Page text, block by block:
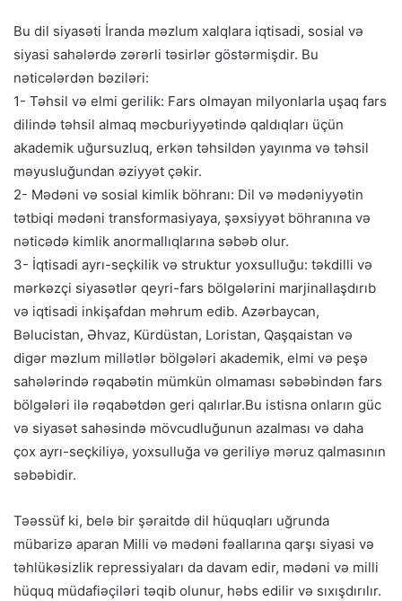
Bu dil siyasəti İranda məzlum xalqlara iqtisadi, sosial və
siyasi sahələrdə zərərli təsirlər göstərmişdir. Bu
nəticələrdən bəziləri:
1- Təhsil və elmi gerilik: Fars olmayan milyonlarla uşaq fars
dilində təhsil almaq məcburiyyətində qaldıqları üçün
akademik uğursuzluq, erkən təhsildən yayınma və təhsil
məyusluğundan əziyyət çəkir.
2- Mədəni və sosial kimlik böhranı: Dil və mədəniyyətin
tətbiqi mədəni transformasiyaya, şəxsiyyət böhranına və
nəticədə kimlik anormallıqlarına səbəb olur.
3- İqtisadi ayrı-seçkilik və struktur yoxsulluğu: təkdilli və
mərkəzçi siyasətlər qeyri-fars bölgələrini marjinallaşdırıb
və iqtisadi inkişafdan məhrum edib. Azərbaycan,
Bəlucistan, Əhvaz, Kürdüstan, Loristan, Qaşqaistan və
digər məzlum millətlər bölgələri akademik, elmi və peşə
sahələrində rəqabətin mümkün olmaması səbəbindən fars
bölgələri ilə rəqabətdən geri qalırlar.Bu istisna onların güc
və siyasət sahəsində mövcudluğunun azalması və daha
çox ayrı-seçkiliyə, yoxsulluğa və geriliyə məruz qalmasının
səbəbidir.
Təəssüf ki, belə bir şəraitdə dil hüquqları uğrunda
mübarizə aparan Milli və mədəni fəallarına qarşı siyasi və
təhlükəsizlik repressiyaları da davam edir, mədəni və milli
hüquq müdafiəçiləri təqib olunur, həbs edilir və sıxışdırılır.